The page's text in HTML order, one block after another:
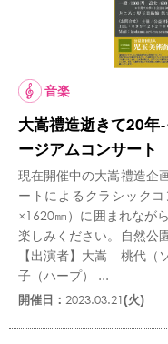
音楽
大嵩禮造逝きて20
ージアムコンサート
現在開催中の大嵩禮造企
ートによるクラシック
×1620㎜）に囲まれなが
楽しみください。自然公
【出演者】大嵩 桃代（
子（ハープ） ...
開催日： 2023.03.21(火)